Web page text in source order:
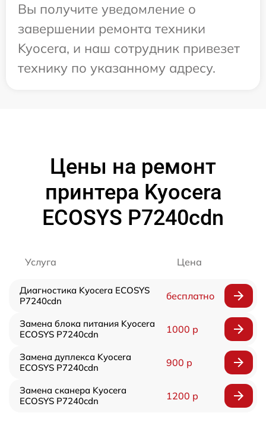
Вы получите уведомление о
завершении ремонта техники
Kyocera, и наш сотрудник привезет
технику по указанному адресу.
Цены на ремонт
принтера Kyocera
ECOSYS P7240cdn
Услуга Цена
Диагностика Kyocera ECOSYS
P7240cdn
бесплатно
Замена блока питания Kyocera
ECOSYS P7240cdn
1000 р
Замена дуплекса Kyocera
ECOSYS P7240cdn
900 р
Замена сканера Kyocera
ECOSYS P7240cdn
1200 р